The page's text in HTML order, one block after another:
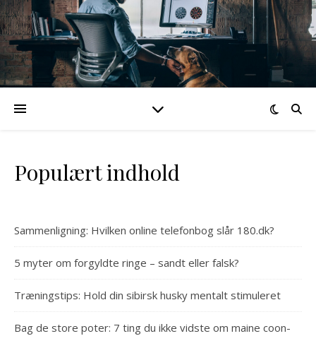
Populært indhold
Sammenligning: Hvilken online telefonbog slår 180.dk?
5 myter om forgyldte ringe – sandt eller falsk?
Træningstips: Hold din sibirsk husky mentalt stimuleret
Bag de store poter: 7 ting du ikke vidste om maine coon-